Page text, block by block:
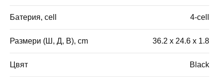
Батерия, cell 4-cell
Размери (Ш, Д, В), cm 36.2 x 24.6 x 1.8
Цвят Black